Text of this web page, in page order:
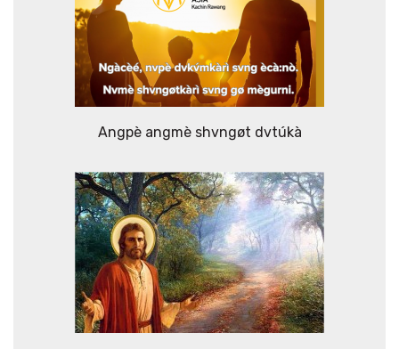
Angpè angmè shvngøt dvtúkà